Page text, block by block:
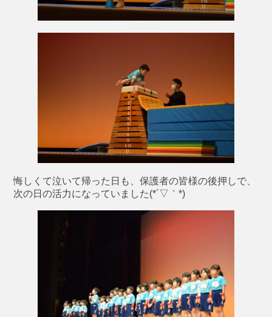
悔しくて泣いて帰った日も、保護者の皆様の後押しで、
次の日の活力になっていました(*´▽｀*)